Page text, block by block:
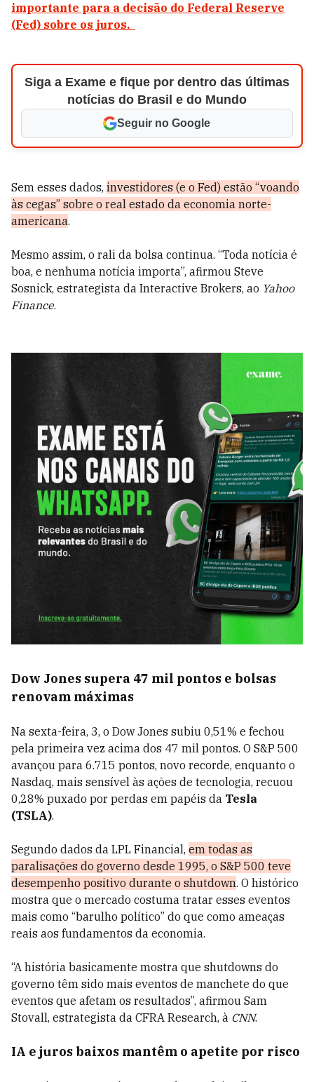
importante para a decisão do Federal Reserve
(Fed) sobre os juros.
Siga a Exame e fique por dentro das últimas
notícias do Brasil e do Mundo
Seguir no Google
Sem esses dados, investidores (e o Fed) estão “voando
às cegas” sobre o real estado da economia norte-
americana.
Mesmo assim, o rali da bolsa continua. “Toda notícia é
boa, e nenhuma notícia importa”, afirmou Steve
Sosnick, estrategista da Interactive Brokers, ao Yahoo
Finance.
Dow Jones supera 47 mil pontos e bolsas
renovam máximas
Na sexta-feira, 3, o Dow Jones subiu 0,51% e fechou
pela primeira vez acima dos 47 mil pontos. O S&P 500
avançou para 6.715 pontos, novo recorde, enquanto o
Nasdaq, mais sensível às ações de tecnologia, recuou
0,28% puxado por perdas em papéis da Tesla
(TSLA).
Segundo dados da LPL Financial, em todas as
paralisações do governo desde 1995, o S&P 500 teve
desempenho positivo durante o shutdown. O histórico
mostra que o mercado costuma tratar esses eventos
mais como “barulho político” do que como ameaças
reais aos fundamentos da economia.
“A história basicamente mostra que shutdowns do
governo têm sido mais eventos de manchete do que
eventos que afetam os resultados”, afirmou Sam
Stovall, estrategista da CFRA Research, à CNN.
IA e juros baixos mantêm o apetite por risco